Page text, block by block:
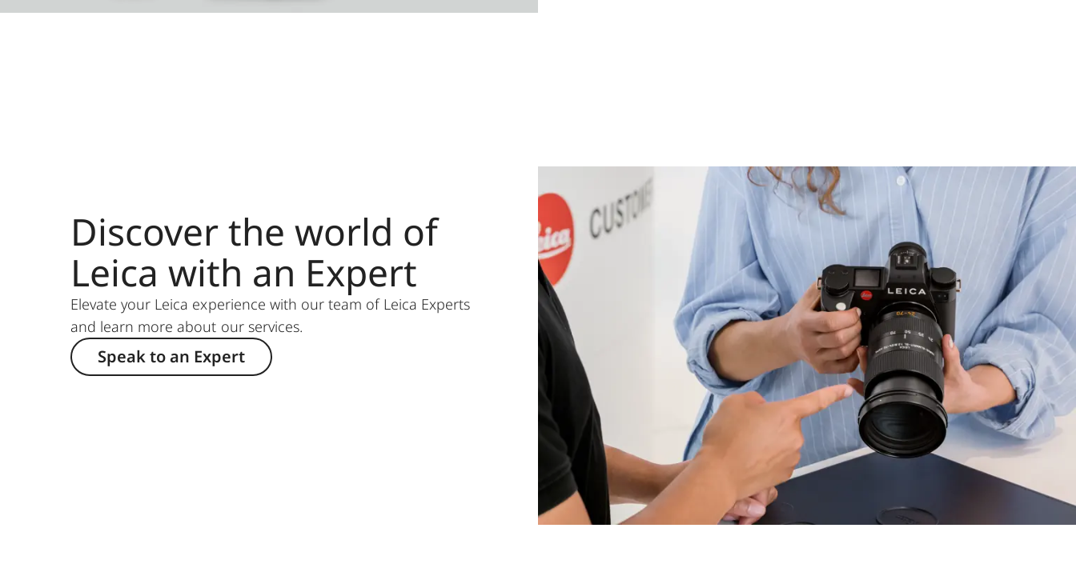
Discover the world of
Leica with an Expert
Elevate your Leica experience with our team of Leica Experts
and learn more about our services.
Speak to an Expert